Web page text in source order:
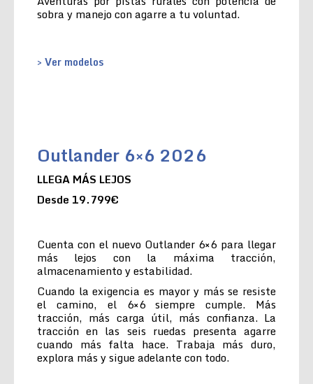
sobra y manejo con agarre a tu voluntad.
> Ver modelos
Outlander 6×6 2026
LLEGA MÁS LEJOS
Desde 19.799€
Cuenta con el nuevo Outlander 6×6 para llegar
más lejos con la máxima tracción,
almacenamiento y estabilidad.
Cuando la exigencia es mayor y más se resiste
el camino, el 6×6 siempre cumple. Más
tracción, más carga útil, más confianza. La
tracción en las seis ruedas presenta agarre
cuando más falta hace. Trabaja más duro,
explora más y sigue adelante con todo.